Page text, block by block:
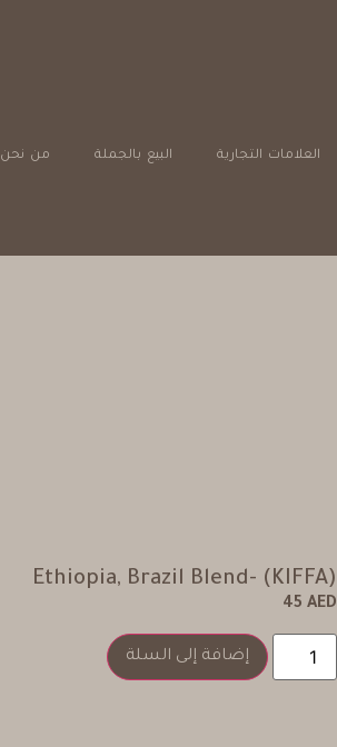
العلامات التجارية البيع بالجملة من نحن
Ethiopia, Brazil Blend- (KIFFA)
45 AED
إضافة إلى السلة